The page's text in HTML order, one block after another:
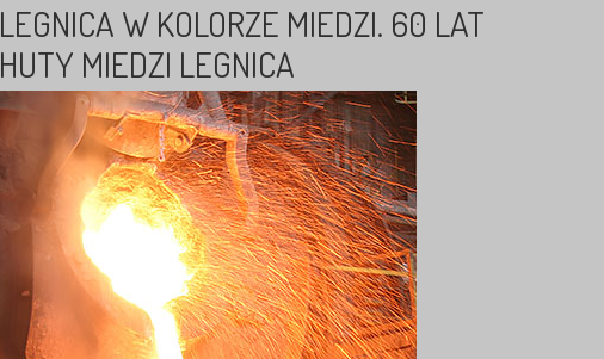
LEGNICA W KOLORZE MIEDZI. 60 LAT
HUTY MIEDZI LEGNICA